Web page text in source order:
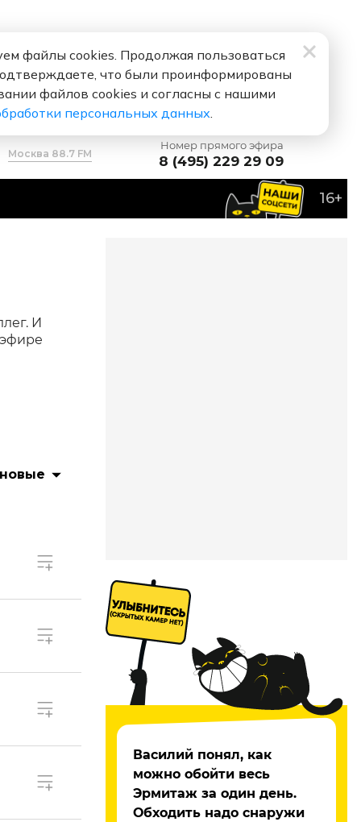
Москва 88.7 FM
Номер прямого эфира
8 (495) 229 29 09
16+
И
Василий понял, как
можно обойти весь
Эрмитаж за один день.
Обходить надо снаружи
файлы cookies. Продолжая пользоваться
что были проинформированы
файлов cookies и согласны с нашими
персональных данных.